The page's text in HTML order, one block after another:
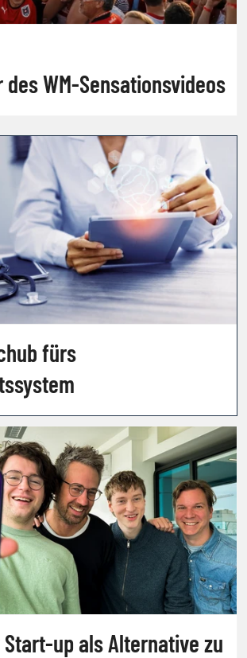
des WM-Sensationsvideos
fürs
Start-up als Alternative zu